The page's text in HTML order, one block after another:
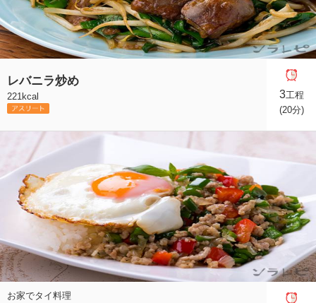
レバニラ炒め
221kcal 3工程
(20分)
お家でタイ料理